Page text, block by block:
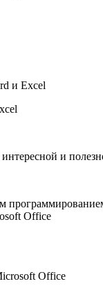
и Excel
и
Office
Office